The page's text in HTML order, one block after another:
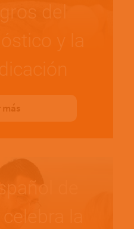
del
y la
más
de
la